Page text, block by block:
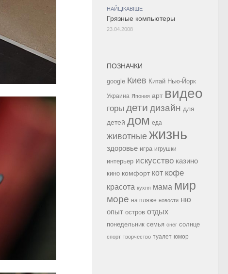
НАЙЦІКАВІШЕ
Грязные компьютеры
23.04.2008
ПОЗНАЧКИ
google Киев Китай Нью-Йорк
Украина Япония арт видео
горы дети дизайн для
детей дом еда
животные жизнь
здоровье игра игрушки
интерьер искусство казино
кино комфорт кот кофе
красота кухня мама мир
море на пляже новости ню
опыт остров отдых
понедельник семья снег солнце
спорт творчество туалет юмор